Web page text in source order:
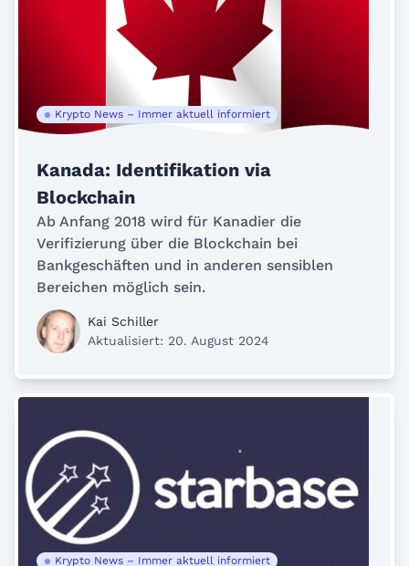
Krypto News – Immer aktuell informiert
Kanada: Identifikation via
Blockchain
Ab Anfang 2018 wird für Kanadier die
Verifizierung über die Blockchain bei
Bankgeschäften und in anderen sensiblen
Bereichen möglich sein.
Kai Schiller
Aktualisiert: 20. August 2024
Krypto News – Immer aktuell informiert